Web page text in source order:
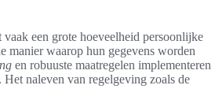
een grote hoeveelheid persoonlijke
manier waarop hun gegevens worden
en robuuste maatregelen implementeren
Het naleven van regelgeving zoals de